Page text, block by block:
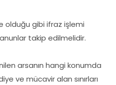
olduğu gibi ifraz işlemi
takip edilmelidir.
arsanın hangi konumda
ve mücavir alan sınırları